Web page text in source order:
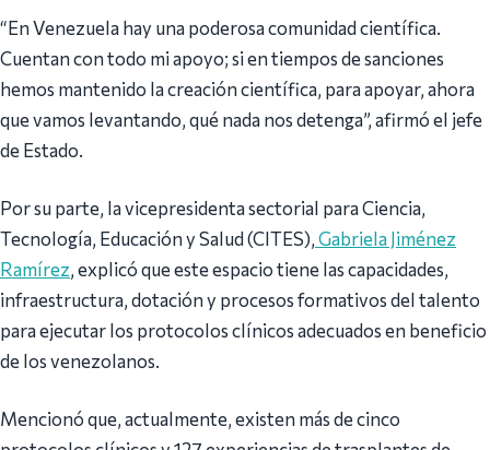
“En Venezuela hay una poderosa comunidad científica.
Cuentan con todo mi apoyo; si en tiempos de sanciones
hemos mantenido la creación científica, para apoyar, ahora
que vamos levantando, qué nada nos detenga”, afirmó el jefe
de Estado.
Por su parte, la vicepresidenta sectorial para Ciencia,
Tecnología, Educación y Salud (CITES), Gabriela Jiménez
Ramírez , explicó que este espacio tiene las capacidades,
infraestructura, dotación y procesos formativos del talento
para ejecutar los protocolos clínicos adecuados en beneficio
de los venezolanos.
Mencionó que, actualmente, existen más de cinco